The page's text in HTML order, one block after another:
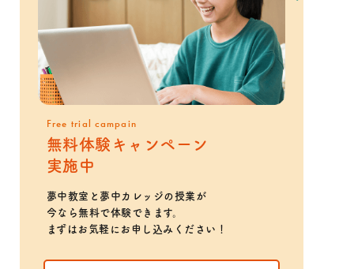
Free trial campain
無料体験キャンペーン
実施中
夢中教室と夢中カレッジの授業が
今なら無料で体験できます。
まずはお気軽にお申し込みください！